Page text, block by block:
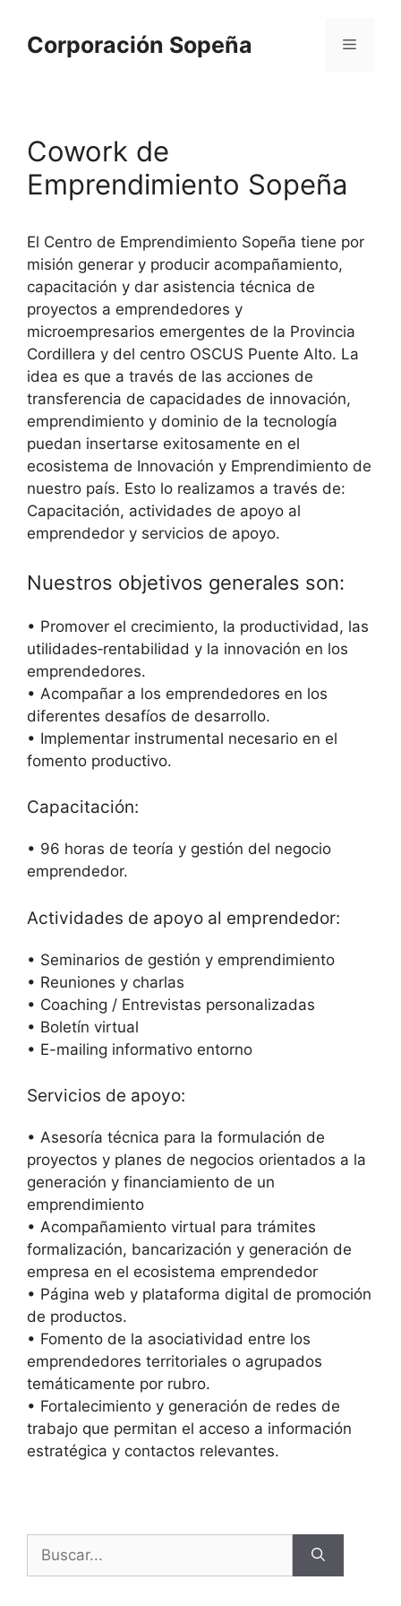
Corporación Sopeña
Cowork de
Emprendimiento Sopeña
El Centro de Emprendimiento Sopeña tiene por
misión generar y producir acompañamiento,
capacitación y dar asistencia técnica de
proyectos a emprendedores y
microempresarios emergentes de la Provincia
Cordillera y del centro OSCUS Puente Alto. La
idea es que a través de las acciones de
transferencia de capacidades de innovación,
emprendimiento y dominio de la tecnología
puedan insertarse exitosamente en el
ecosistema de Innovación y Emprendimiento de
nuestro país. Esto lo realizamos a través de:
Capacitación, actividades de apoyo al
emprendedor y servicios de apoyo.
Nuestros objetivos generales son:
• Promover el crecimiento, la productividad, las
utilidades‐rentabilidad y la innovación en los
emprendedores.
• Acompañar a los emprendedores en los
diferentes desafíos de desarrollo.
• Implementar instrumental necesario en el
fomento productivo.
Capacitación:
• 96 horas de teoría y gestión del negocio
emprendedor.
Actividades de apoyo al emprendedor:
• Seminarios de gestión y emprendimiento
• Reuniones y charlas
• Coaching / Entrevistas personalizadas
• Boletín virtual
• E-mailing informativo entorno
Servicios de apoyo:
• Asesoría técnica para la formulación de
proyectos y planes de negocios orientados a la
generación y financiamiento de un
emprendimiento
• Acompañamiento virtual para trámites
formalización, bancarización y generación de
empresa en el ecosistema emprendedor
• Página web y plataforma digital de promoción
de productos.
• Fomento de la asociatividad entre los
emprendedores territoriales o agrupados
temáticamente por rubro.
• Fortalecimiento y generación de redes de
trabajo que permitan el acceso a información
estratégica y contactos relevantes.